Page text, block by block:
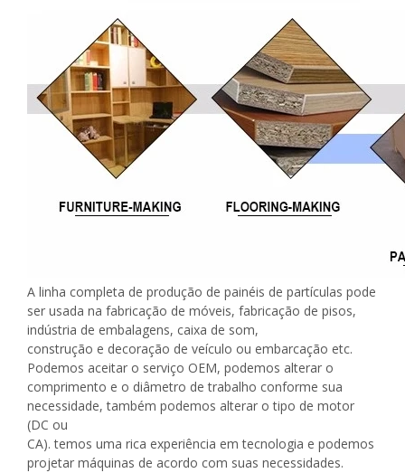
A linha completa de produção de painéis de partículas pode
ser usada na fabricação de móveis, fabricação de pisos,
indústria de embalagens, caixa de som,
construção e decoração de veículo ou embarcação etc.
Podemos aceitar o serviço OEM, podemos alterar o
comprimento e o diâmetro de trabalho conforme sua
necessidade, também podemos alterar o tipo de motor
(DC ou
CA). temos uma rica experiência em tecnologia e podemos
projetar máquinas de acordo com suas necessidades.